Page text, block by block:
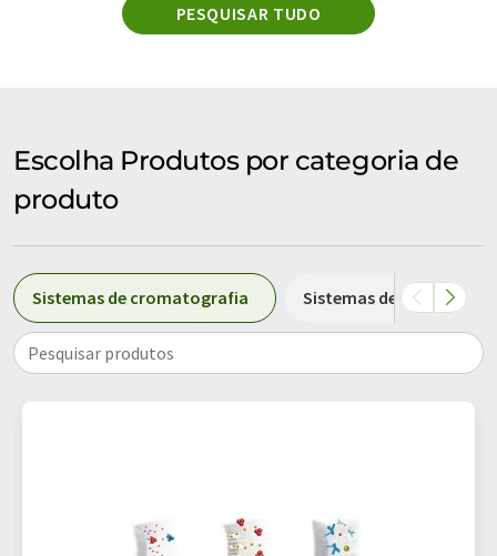
PESQUISAR TUDO
Escolha Produtos por categoria de
produto
Sistemas de cromatografia Sistemas de purificação
Pesquisar produtos